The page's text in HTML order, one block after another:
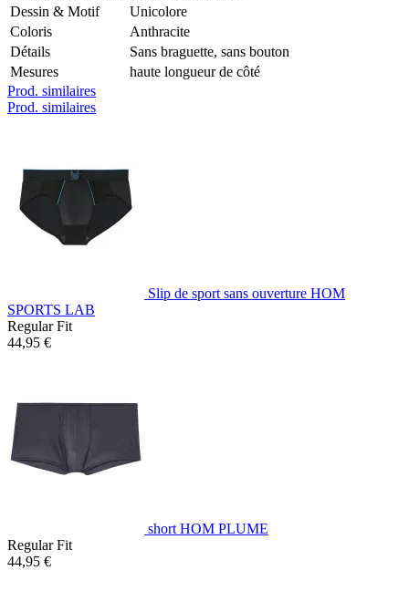
Dessin & Motif
Unicolore
Coloris
Anthracite
Détails
Sans braguette, sans bouton
Mesures
haute longueur de côté
Prod. similaires
Prod. similaires
Slip de sport sans ouverture HOM
SPORTS LAB
Regular Fit
44,95 €
short HOM PLUME
Regular Fit
44,95 €